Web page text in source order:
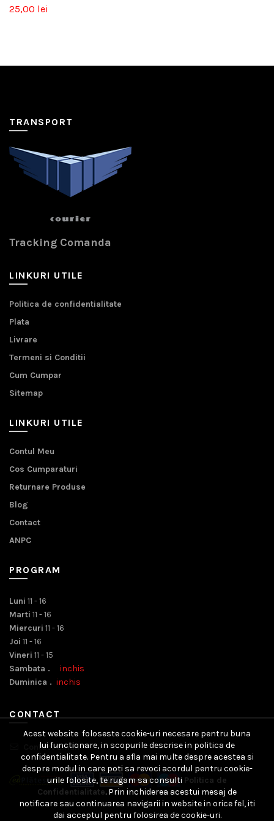
25,00 lei
TRANSPORT
Tracking Comanda
LINKURI UTILE
Politica de confidentialitate
Plata
Livrare
Termeni si Conditii
Cum Cumpar
Sitemap
LINKURI UTILE
Contul Meu
Cos Cumparaturi
Returnare Produse
Blog
Contact
ANPC
PROGRAM
Luni 11 - 16
Marti 11 - 16
Miercuri 11 - 16
Joi 11 - 16
Vineri 11 - 15
Sambata . inchis
Duminica . inchis
CONTACT
Contact Email
Acest website foloseste cookie-uri necesare pentru buna
lui functionare, in scopurile descrise in politica de
confidentialitate. Pentru a afla mai multe despre acestea si
despre modul in care poti sa revoci acordul pentru cookie-
urile folosite, te rugam sa consulti Politica de
Confidentialitate. Prin inchiderea acestui mesaj de
notificare sau continuarea navigarii in website in orice fel, iti
dai acceptul pentru folosirea de cookie-uri.